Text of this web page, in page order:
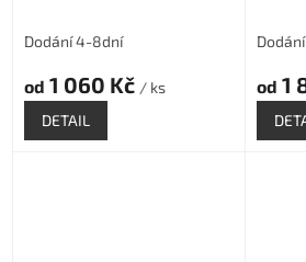
Dodání 4-8dní
od 1 060 Kč / ks
DETAIL
od 1